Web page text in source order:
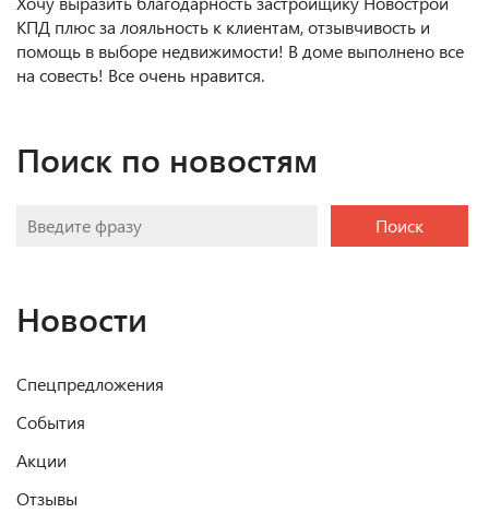
КПД плюс за лояльность к клиентам, отзывчивость и
помощь в выборе недвижимости! В доме выполнено все
на совесть! Все очень нравится.
Поиск по новостям
Поиск
Новости
Спецпредложения
События
Акции
Отзывы